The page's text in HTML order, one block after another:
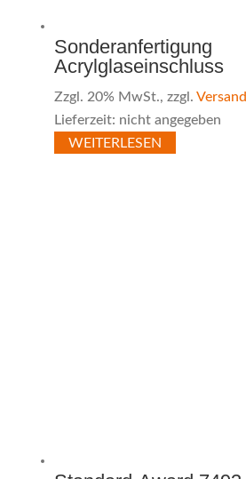
Sonderanfertigung
Acrylglaseinschluss
Zzgl. 20% MwSt., zzgl. Versand
Lieferzeit: nicht angegeben
WEITERLESEN